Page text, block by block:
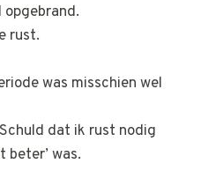
rust.
was misschien wel
dat ik rust nodig
beter’ was.